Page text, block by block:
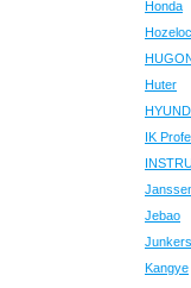
Honda
Huter
IK
Jebao
Junkers
Kangye